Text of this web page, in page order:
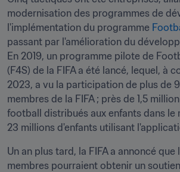
modernisation des programmes de
l'implémentation du programme
passant par l'amélioration du
En 2019, un programme pilote de
(F4S) de la FIFA a été lancé, lequel, à
2023, a vu la participation de plus de
membres de la FIFA ; près de 1,5
football distribués aux enfants dans le
23 millions d'enfants utilisant
Un an plus tard, la FIFA a annoncé
membres pourraient obtenir un